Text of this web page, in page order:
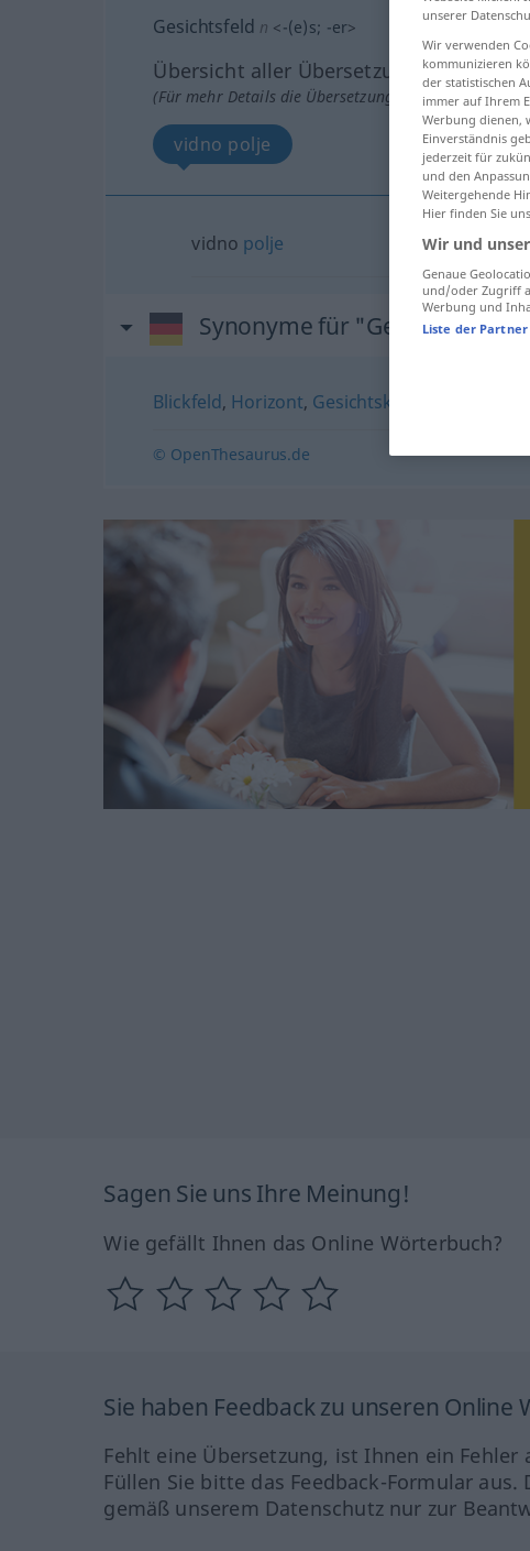
Gesichtsfeld n <-(e)s; -er>
Übersicht aller Übersetzungen
(Für mehr Details die Übersetzung anklicken/
vidno polje
vidno polje
Synonyme für "Gesichtsfeld"
Blickfeld, Horizont, Gesichtskreis
© OpenThesaurus.de
Sagen Sie uns Ihre Meinung!
Wie gefällt Ihnen das Online Wörterbuch?
Sie haben Feedback zu unseren Online
Fehlt eine Übersetzung, ist Ihnen ein
Füllen Sie bitte das Feedback-Formular
gemäß unserem Datenschutz nur zur
unserer
Wir verwenden
kommunizieren
der statistischen
immer auf Ihrem
Werbung dienen,
Einverständnis
jederzeit für
und den
Weitergehende
Hier finden Sie
Wir und
Genaue
und/oder Zugriff
Werbung und
Liste der